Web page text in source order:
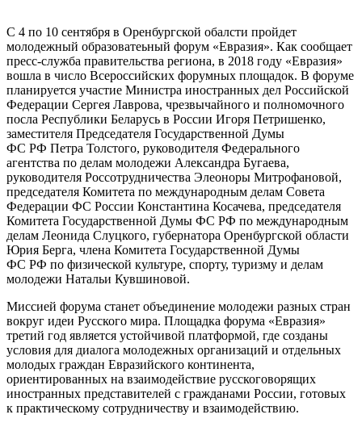
С 4 по 10 сентября в Оренбургской обалсти пройдет
молодежный образоватеьный форум «Евразия». Как сообщает
пресс-служба правительства региона, в 2018 году «Евразия»
вошла в число Всероссийских форумных площадок. В форуме
планируется участие Министра иностранных дел Российской
Федерации Сергея Лаврова, чрезвычайного и полномочного
посла Республики Беларусь в России Игоря Петришенко,
заместителя Председателя Государственной Думы
ФС РФ Петра Толстого, руководителя Федерального
агентства по делам молодежи Александра Бугаева,
руководителя Россотрудничества Элеоноры Митрофановой,
председателя Комитета по международным делам Совета
Федерации ФС России Константина Косачева, председателя
Комитета Государственной Думы ФС РФ по международным
делам Леонида Слуцкого, губернатора Оренбургской области
Юрия Берга, члена Комитета Государственной Думы
ФС РФ по физической культуре, спорту, туризму и делам
молодежи Натальи Кувшиновой.
Миссией форума станет объединение молодежи разных стран
вокруг идеи Русского мира. Площадка форума «Евразия»
третий год является устойчивой платформой, где созданы
условия для диалога молодежных организаций и отдельных
молодых граждан Евразийского континента,
ориентированных на взаимодействие русскоговорящих
иностранных представителей с гражданами России, готовых
к практическому сотрудничеству и взаимодействию.